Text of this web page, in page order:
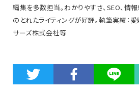
編集を多数担当。わかりやすさ、SEO、情
のとれたライティングが好評。執筆実績：
サーズ株式会社等